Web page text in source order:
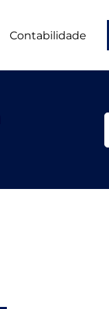
Contabilidade